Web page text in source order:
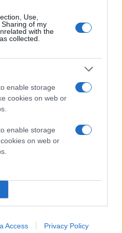
Use,
of my
with the
collected.
enable storage
cookies on web or
enable storage
on web or
Access Privacy Policy